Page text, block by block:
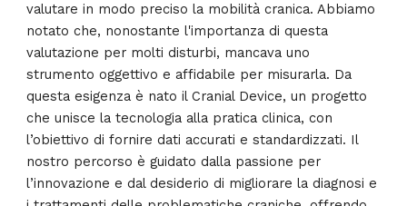
valutare in modo preciso la mobilità cranica. Abbiamo
notato che, nonostante l'importanza di questa
valutazione per molti disturbi, mancava uno
strumento oggettivo e affidabile per misurarla. Da
questa esigenza è nato il Cranial Device, un progetto
che unisce la tecnologia alla pratica clinica, con
l’obiettivo di fornire dati accurati e standardizzati. Il
nostro percorso è guidato dalla passione per
l’innovazione e dal desiderio di migliorare la diagnosi e